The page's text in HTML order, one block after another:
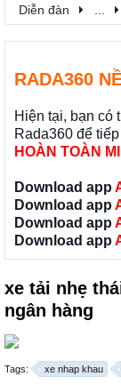
Diễn đàn
RADA360
Hiện tại, bạn có
Rada360 để
HOÀN TOÀN
Download app
Download app
Download app
Download app
xe tải nhẹ
ngân hàng
Tags: xe nhap khau